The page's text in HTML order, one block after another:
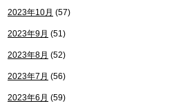
2023年10月 (57)
2023年9月 (51)
2023年8月 (52)
2023年7月 (56)
2023年6月 (59)